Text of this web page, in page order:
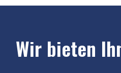
Wir bieten